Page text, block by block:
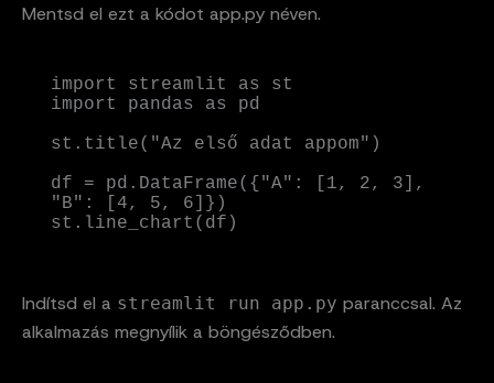
Mentsd el ezt a kódot app.py néven.
import streamlit as st
import pandas as pd
st.title("Az első adat appom")
df = pd.DataFrame({"A": [1, 2, 3],
"B": [4, 5, 6]})
st.line_chart(df)
Indítsd el a streamlit run app.py paranccsal. Az
alkalmazás megnyílik a böngésződben.